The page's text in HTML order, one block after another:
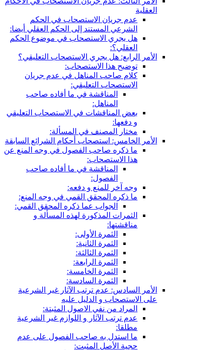
العقلية
عدم جريان الاستصحاب في الحكم
الشرعي المستند إلى الحكم العقلي أيضا:
هل يجري الاستصحاب في موضوع الحكم
العقلي؟:
الأمر الرابع: هل يجري الاستصحاب التعليقي؟
توضيح هذا الاستصحاب:
كلام صاحب المناهل في عدم جريان
الاستصحاب التعليقي:
المناقشة في ما أفاده صاحب
المناهل:
بعض المناقشات في الاستصحاب التعليقي
و دفعها:
مختار المصنف في المسألة:
الأمر الخامس: استصحاب أحكام الشرائع السابقة
ما ذكره صاحب الفصول في وجه المنع عن
هذا الاستصحاب:
المناقشة في ما أفاده صاحب
الفصول:
وجه آخر للمنع و دفعه:
ما ذكره المحقق القمي في وجه المنع:
الجواب عما ذكره المحقق القمي:
الثمرات المذكورة لهذه المسألة و
مناقشتها:
الثمرة الأولى:
الثمرة الثانية:
الثمرة الثالثة:
الثمرة الرابعة:
الثمرة الخامسة:
الثمرة السادسة:
الأمر السادس: عدم ترتب الآثار غير الشرعية
على الاستصحاب و الدليل عليه
المراد من نفي الاصول المثبتة:
عدم ترتب الآثار و اللوازم غير الشرعية
مطلقا:
ما استدل به صاحب الفصول على عدم
حجية الأصل المثبت: